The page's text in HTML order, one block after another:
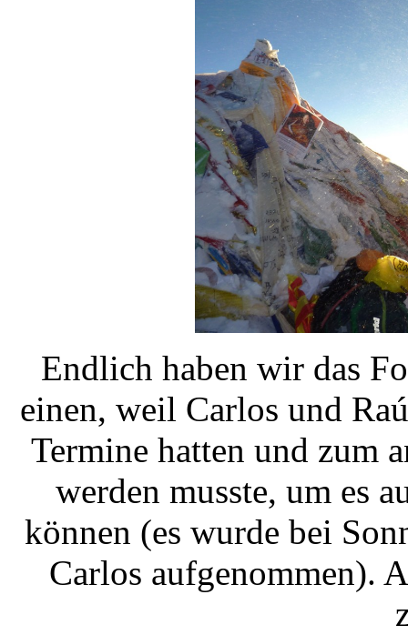
Endlich haben wir das
einen, weil Carlos und
Termine hatten und zum
werden musste, um es
können (es wurde bei
Carlos aufgenommen).